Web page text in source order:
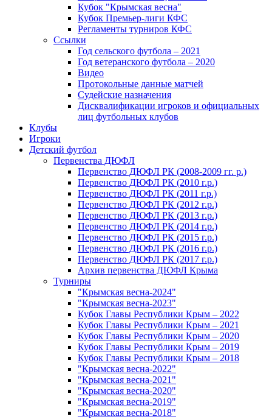
Кубок "Крымская весна"
Кубок Премьер-лиги КФС
Регламенты турниров КФС
Ссылки
Год сельского футбола – 2021
Год ветеранского футбола – 2020
Видео
Протокольные данные матчей
Судейские назначения
Дисквалификации игроков и официальных
лиц футбольных клубов
Клубы
Игроки
Детский футбол
Первенства ДЮФЛ
Первенство ДЮФЛ РК (2008-2009 гг. р.)
Первенство ДЮФЛ РК (2010 г.р.)
Первенство ДЮФЛ РК (2011 г.р.)
Первенство ДЮФЛ РК (2012 г.р.)
Первенство ДЮФЛ РК (2013 г.р.)
Первенство ДЮФЛ РК (2014 г.р.)
Первенство ДЮФЛ РК (2015 г.р.)
Первенство ДЮФЛ РК (2016 г.р.)
Первенство ДЮФЛ РК (2017 г.р.)
Архив первенства ДЮФЛ Крыма
Турниры
"Крымская весна-2024"
"Крымская весна-2023"
Кубок Главы Республики Крым – 2022
Кубок Главы Республики Крым – 2021
Кубок Главы Республики Крым – 2020
Кубок Главы Республики Крым – 2019
Кубок Главы Республики Крым – 2018
"Крымская весна-2022"
"Крымская весна-2021"
"Крымская весна-2020"
"Крымская весна-2019"
"Крымская весна-2018"